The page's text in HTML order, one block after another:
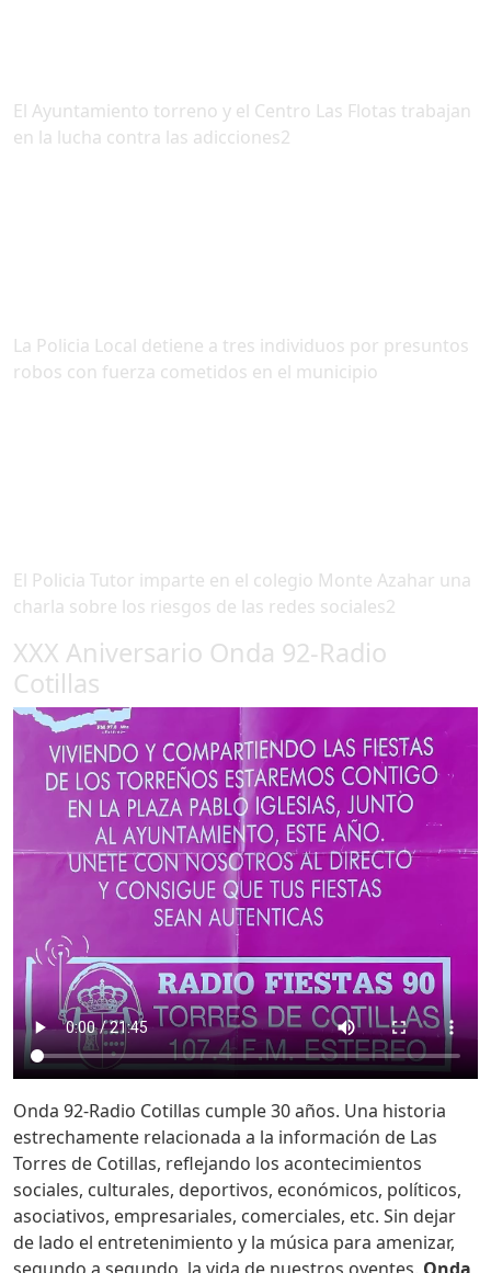
El Ayuntamiento torreno y el Centro Las Flotas trabajan
en la lucha contra las adicciones2
La Policia Local detiene a tres individuos por presuntos
robos con fuerza cometidos en el municipio
El Policia Tutor imparte en el colegio Monte Azahar una
charla sobre los riesgos de las redes sociales2
XXX Aniversario Onda 92-Radio
Cotillas
Onda 92-Radio Cotillas cumple 30 años. Una historia
estrechamente relacionada a la información de Las
Torres de Cotillas, reflejando los acontecimientos
sociales, culturales, deportivos, económicos, políticos,
asociativos, empresariales, comerciales, etc. Sin dejar
de lado el entretenimiento y la música para amenizar,